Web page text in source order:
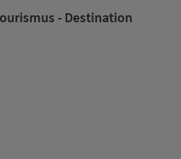
- Destination